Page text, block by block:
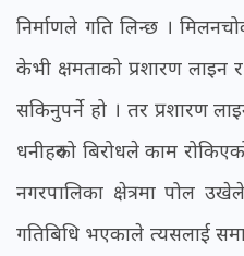
निर्माणले गति लिन्छ ।
केभी क्षमताको प्रशारण लाइन
सकिनुपर्ने हो । तर प्रशारण
धनीहरुको बिरोधले काम
नगरपालिका क्षेत्रमा पोल
गतिबिधि भएकाले त्यसलाई